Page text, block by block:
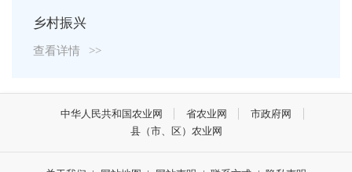
乡村振兴
查看详情 >>
中华人民共和国农业网 省农业网
市政府网
县（市、区）农业网